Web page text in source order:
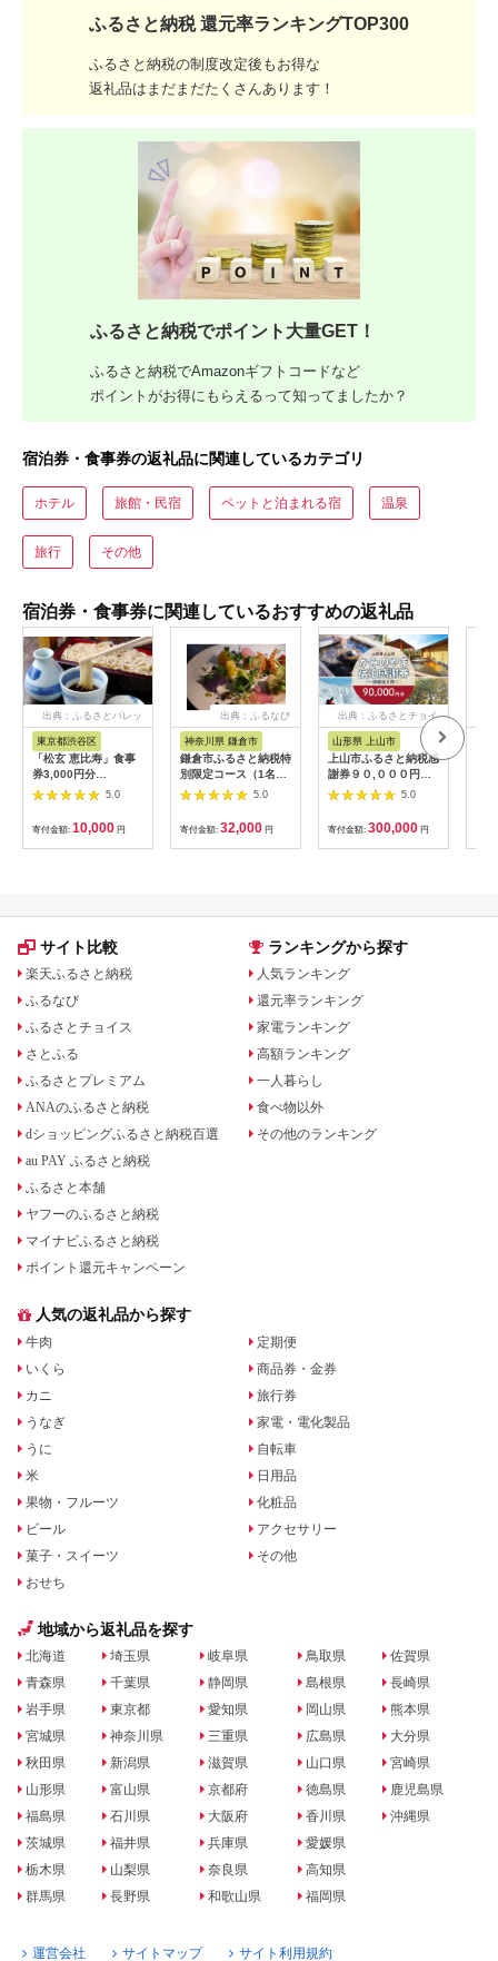
ふるさと納税 還元率ランキングTOP300
ふるさと納税の制度改定後もお得な
返礼品はまだまだたくさんあります！
ふるさと納税でポイント大量GET！
ふるさと納税でAmazonギフトコードなど
ポイントがお得にもらえるって知ってましたか？
宿泊券・食事券の返礼品に関連しているカテゴリ
ホテル 旅館・民宿 ペットと泊まれる宿 温泉
旅行 その他
宿泊券・食事券に関連しているおすすめの返礼品
出典：ふるさとパレッ
東京都渋谷区
「松玄 恵比寿」食事
券3,000円分
【098004】 チケット
お食事券 和食 十割蕎
麦 旬食材 コース料理
鍋 ランチ 会食 デート
利用券 ギフト プレゼ
5.0
寄付金額: 10,000 円
出典：ふるなび
神奈川県 鎌倉市
鎌倉市ふるさと納税特
別限定コース（1名様
分）～MOKICHI
KAMAKURAの特別全
7品～ | 食事券 コース
料理 全7品 人気 おす
すめ 和洋折衷 記念日
5.0
寄付金額: 32,000 円
出典：ふるさとチョイ
山形県 上山市
上山市ふるさと納税感
謝券９０,０００円
分 0023-22085.0
寄付金額: 300,000 円
サイト比較
楽天ふるさと納税
ふるなび
ふるさとチョイス
さとふる
ふるさとプレミアム
ANAのふるさと納税
dショッピングふるさと納税百選
au PAY ふるさと納税
ふるさと本舗
ヤフーのふるさと納税
マイナビふるさと納税
ポイント還元キャンペーン
ランキングから探す
人気ランキング
還元率ランキング
家電ランキング
高額ランキング
一人暮らし
食べ物以外
その他のランキング
人気の返礼品から探す
牛肉
いくら
カニ
うなぎ
うに
米
果物・フルーツ
ビール
菓子・スイーツ
おせち
定期便
商品券・金券
旅行券
家電・電化製品
自転車
日用品
化粧品
アクセサリー
その他
地域から返礼品を探す
北海道
青森県
岩手県
宮城県
秋田県
山形県
福島県
茨城県
栃木県
群馬県
埼玉県
千葉県
東京都
神奈川県
新潟県
富山県
石川県
福井県
山梨県
長野県
岐阜県
静岡県
愛知県
三重県
滋賀県
京都府
大阪府
兵庫県
奈良県
和歌山県
鳥取県
島根県
岡山県
広島県
山口県
徳島県
香川県
愛媛県
高知県
福岡県
佐賀県
長崎県
熊本県
大分県
宮崎県
鹿児島県
沖縄県
運営会社 サイトマップ サイト利用規約